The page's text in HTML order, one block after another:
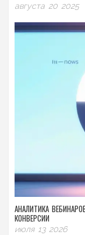
августа 20 2025
АНАЛИТИКА
КОНВЕРСИИ
июля 13 2026